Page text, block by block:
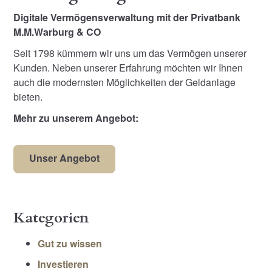
Digitale Vermögensverwaltung mit der Privatbank
M.M.Warburg & CO
Seit 1798 kümmern wir uns um das Vermögen unserer
Kunden. Neben unserer Erfahrung möchten wir Ihnen
auch die modernsten Möglichkeiten der Geldanlage
bieten.
Mehr zu unserem Angebot:
Unser Angebot
Kategorien
Gut zu wissen
Investieren